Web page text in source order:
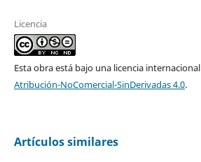
Licencia
Esta obra está bajo una licencia internacional
Atribución-NoComercial-SinDerivadas 4.0.
Artículos similares